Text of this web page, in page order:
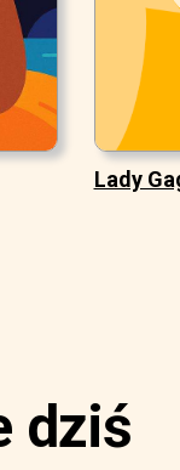
Lady
dziś